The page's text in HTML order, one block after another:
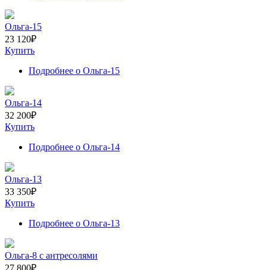
Ольга-15
23 120₽
Купить
Подробнее о Ольга-15
Ольга-14
32 200₽
Купить
Подробнее о Ольга-14
Ольга-13
33 350₽
Купить
Подробнее о Ольга-13
Ольга-8 с антресолями
27 800₽